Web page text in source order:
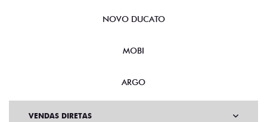
NOVO DUCATO
MOBI
ARGO
VENDAS DIRETAS